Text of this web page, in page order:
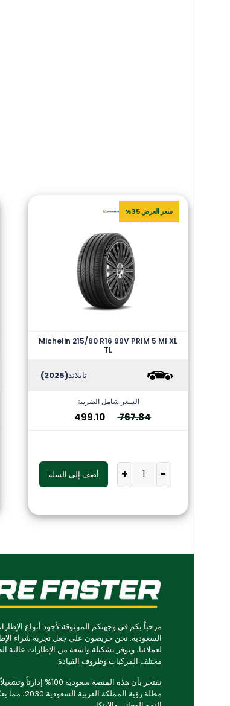
سعر العرض 35%
Michelin 215/60 R16 99V PRIM 5 MI XL
TL
تايلاند(2025)
السعر شامل الضريبة
767.84
499.10
-
+ أضف إلى السلة
مرحباً بكم في وجهتكم الموثوقة لأجود أنواع
السعودية. نحن حريصون على جعل تجربة شراء
لعملائنا، ونوفر تشكيلة واسعة من الإطارات عالية
مختلف المركبات وظروف القيادة.
نفتخر بأن هذه المنصة سعودية
مظلة رؤية